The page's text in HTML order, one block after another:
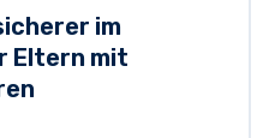
im
Eltern mit